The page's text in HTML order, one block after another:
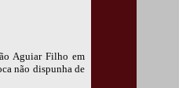
Aguiar Filho em
não dispunha de